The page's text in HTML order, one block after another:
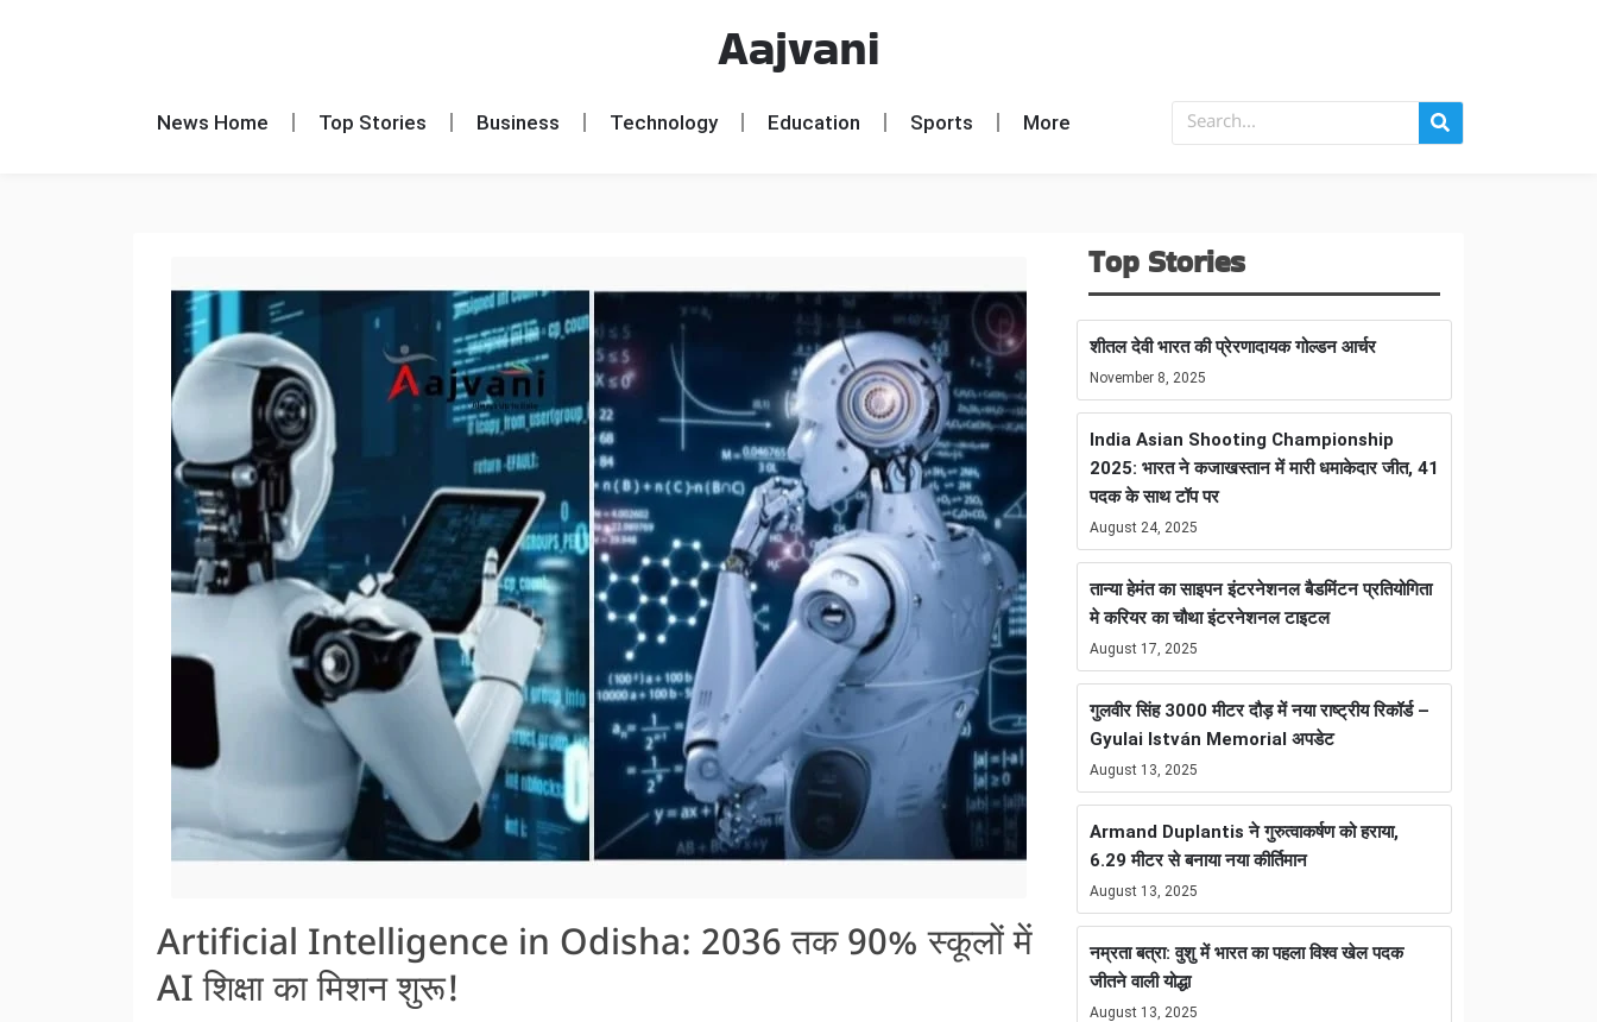
Aajvani
News Home Top Stories Business Technology Education Sports More
Artificial Intelligence in Odisha: 2036 तक 90% स्कूलों में
AI शिक्षा का मिशन शुरू!
Top Stories
शीतल देवी भारत की प्रेरणादायक गोल्डन आर्चर
November 8, 2025
India Asian Shooting Championship
2025: भारत ने कजाखस्तान में मारी धमाकेदार जीत, 41
पदक के साथ टॉप पर
August 24, 2025
तान्या हेमंत का साइपन इंटरनेशनल बैडमिंटन प्रतियोगिता
मे करियर का चौथा इंटरनेशनल टाइटल
August 17, 2025
गुलवीर सिंह 3000 मीटर दौड़ में नया राष्ट्रीय रिकॉर्ड –
Gyulai István Memorial अपडेट
August 13, 2025
Armand Duplantis ने गुरुत्वाकर्षण को हराया,
6.29 मीटर से बनाया नया कीर्तिमान
August 13, 2025
नम्रता बत्रा: वुशु में भारत का पहला विश्व खेल पदक
जीतने वाली योद्धा
August 13, 2025